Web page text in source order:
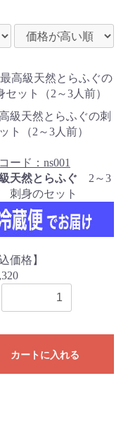
級天然とらふぐの刺
ト（2～3人前）
ード：ns001
天然とらふぐ 2～3
刺身のセット
価格】
カートに入れる